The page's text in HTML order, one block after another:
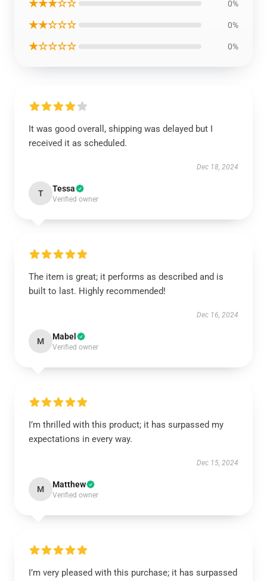
★★★☆☆ 0%
★★☆☆☆ 0%
★☆☆☆☆ 0%
It was good overall, shipping was delayed but I
received it as scheduled.
Dec 18, 2024
T Tessa
Verified owner
The item is great; it performs as described and is
built to last. Highly recommended!
Dec 16, 2024
M Mabel
Verified owner
I’m thrilled with this product; it has surpassed my
expectations in every way.
Dec 15, 2024
M Matthew
Verified owner
I’m very pleased with this purchase; it has surpassed